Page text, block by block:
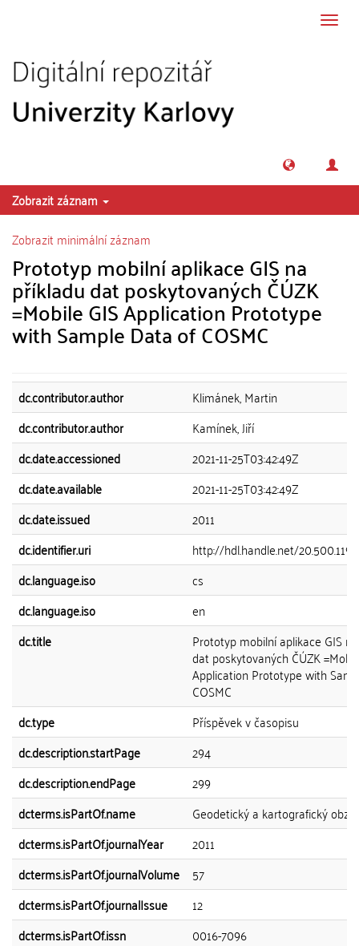
Zobrazit záznam
Zobrazit minimální záznam
Prototyp mobilní aplikace GIS na
příkladu dat poskytovaných ČÚZK
=Mobile GIS Application Prototype
with Sample Data of COSMC
dc.contributor.author
Klimánek, Martin
dc.contributor.author
Kamínek, Jiří
dc.date.accessioned
2021-11-25T03:42:49Z
dc.date.available
2021-11-25T03:42:49Z
dc.date.issued
2011
dc.identifier.uri
http://hdl.handle.net/
dc.language.iso
cs
dc.language.iso
en
dc.title
Prototyp mobilní aplikace GIS
dat poskytovaných ČÚZK
Application Prototype with
COSMC
dc.type
Příspěvek v časopisu
dc.description.startPage
294
dc.description.endPage
299
dcterms.isPartOf.name
Geodetický a kartografický obzor
dcterms.isPartOf.journalYear
2011
dcterms.isPartOf.journalVolume
57
dcterms.isPartOf.journalIssue
12
dcterms.isPartOf.issn
0016-7096